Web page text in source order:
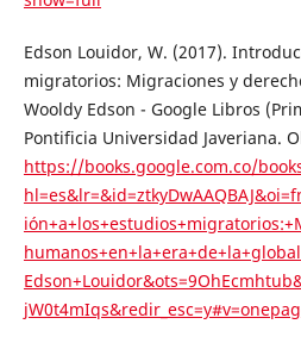
Edson Louidor, W. (2017).
migratorios: Migraciones y
Wooldy Edson - Google Libros
Pontificia Universidad Javeriana.
https://books.google.com.co/